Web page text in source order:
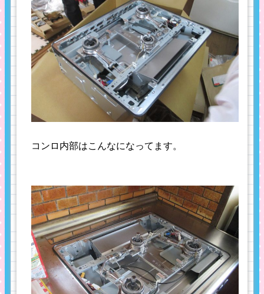
コンロ内部はこんなになってます。